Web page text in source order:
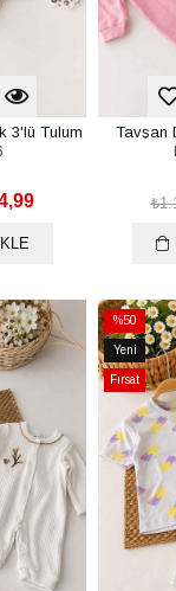
3'lü Tulum
3-6/6-9 Ay)
Tavşan
Tulum
%50
İndirim
%50İndirim
Yeni
Ürün
Fırsat
Ürünü